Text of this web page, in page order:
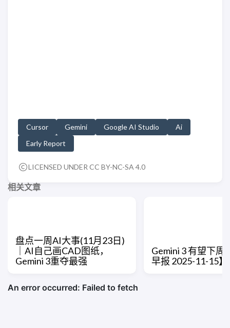
Cursor Gemini Google AI Studio
Ai
Early Report
LICENSED UNDER CC BY-NC-SA 4.0
相关文章
盘点一周AI大事(11月23日)
｜AI自己画CAD图纸，
Gemini 3重夺最强
Gemini 3 有望下周
早报 2025-11-15】